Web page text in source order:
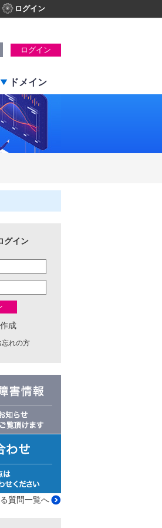
ログイン
ログイン
ドメイン
グイン
成
忘れの方
質問一覧へ